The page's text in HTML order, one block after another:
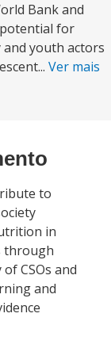
Bank and
potential for
youth actors
Ver mais
to
in
through
CSOs and
and